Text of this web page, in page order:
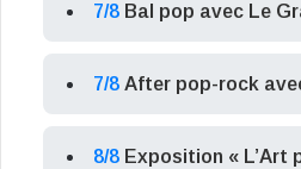
7/8 Bal pop avec Le
7/8 After pop-rock
8/8 Exposition « L’Art